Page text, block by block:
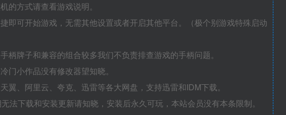
的方式请查看游戏说明。
即可开始游戏，无需其他设置或者开启其他平台。（极个别游戏特殊启动
牌子和兼容的组合较多我们不负责排查游戏的手柄问题。
门小作品没有修改器望知晓。
、阿里云、夸克、迅雷等各大网盘，支持迅雷和IDM下载。
法下载和安装更新请知晓，安装后永久可玩，本站会员没有本条限制。